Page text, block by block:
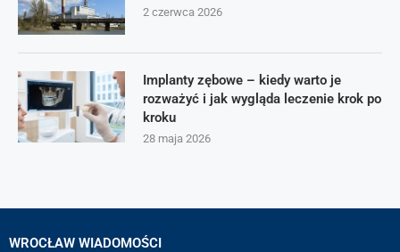
2 czerwca 2026
Implanty zębowe – kiedy warto je
rozważyć i jak wygląda leczenie krok po
kroku
28 maja 2026
WROCŁAW WIADOMOŚCI